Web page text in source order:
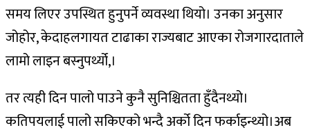
समय लिएर उपस्थित हुनुपर्ने व्यवस्था थियो। उनका अनुसार
जोहोर, केदाहलगायत टाढाका राज्यबाट आएका रोजगारदाताले
लामो लाइन बस्नुपर्थ्यो,।
तर त्यही दिन पालो पाउने कुनै सुनिश्चितता हुँदैनथ्यो।
कतिपयलाई पालो सकिएको भन्दै अर्को दिन फर्काइन्थ्यो।अब